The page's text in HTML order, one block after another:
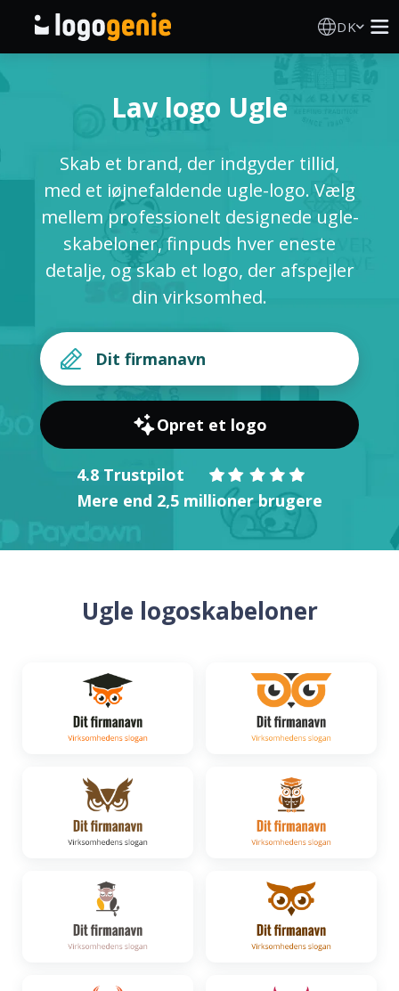
DK
AI logogenerator
Logoidéer
Trykte produkter
Om
LOG IND
Lav logo Ugle
Skab et brand, der indgyder tillid,
med et iøjnefaldende ugle-logo. Vælg
mellem professionelt designede ugle-
skabeloner, finpuds hver eneste
detalje, og skab et logo, der afspejler
din virksomhed.
Opret et logo
4.8 Trustpilot
Mere end 2,5 millioner brugere
Ugle logoskabeloner